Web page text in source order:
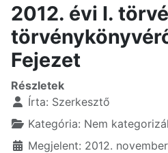
2012. évi I.
Fejezet
Részletek
Írta: Szerkesztő
Kategória: Nem
Megjelent: 2012.